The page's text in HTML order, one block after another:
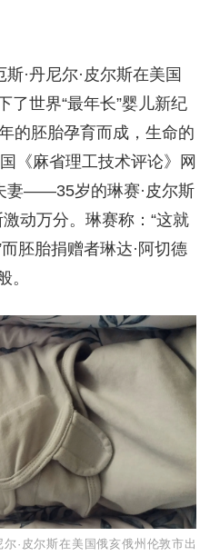
·丹尼尔·皮尔斯在美国
了世界“最年长”婴儿新纪
的胚胎孕育而成，生命的
《麻省理工技术评论》网
妻——35岁的琳赛·皮尔斯
动万分。琳赛称：“这就
胚胎捐赠者琳达·阿切德
。
·皮尔斯在美国俄亥俄州伦敦市出